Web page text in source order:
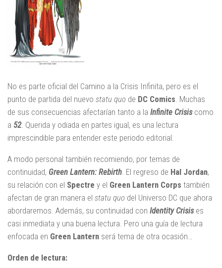
No es parte oficial del Camino a la Crisis Infinita, pero es el
punto de partida del nuevo statu quo de DC Comics. Muchas
de sus consecuencias afectarían tanto a la Infinite Crisis como
a 52. Querida y odiada en partes igual, es una lectura
imprescindible para entender este periodo editorial.
A modo personal también recomiendo, por temas de
continuidad, Green Lantern: Rebirth. El regreso de Hal Jordan,
su relación con el Spectre y el Green Lantern Corps también
afectan de gran manera el statu quo del Universo DC que ahora
abordaremos. Además, su continuidad con Identity Crisises
casi inmediata y una buena lectura. Pero una guía de lectura
enfocada en Green Lantern será tema de otra ocasión…
Orden de lectura: